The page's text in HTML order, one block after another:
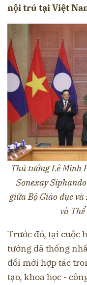
nội trú tại Việt
Thủ tướng Lê Minh
Sonexay
giữa Bộ Giáo dục
và
Trước đó, tại cuộc
tướng đã thống
đổi mới hợp tác
tạo, khoa học -